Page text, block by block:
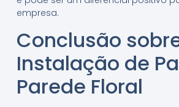
empresa.
Conclusão
Instalação de
Parede Floral